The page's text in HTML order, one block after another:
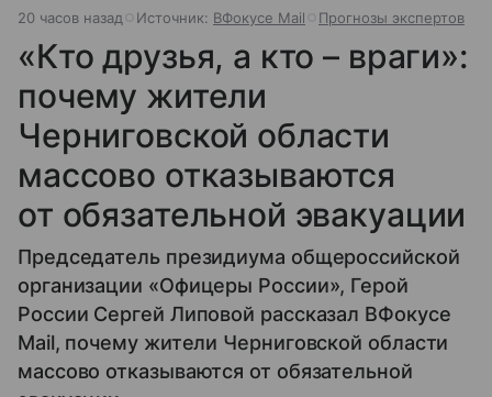
20 часов назад Источник: ВФокусе Mail Прогнозы экспертов
«Кто друзья, а кто – враги»:
почему жители
Черниговской области
массово отказываются
от обязательной эвакуации
Председатель президиума общероссийской
организации «Офицеры России», Герой
России Сергей Липовой рассказал ВФокусе
Mail, почему жители Черниговской области
массово отказываются от обязательной